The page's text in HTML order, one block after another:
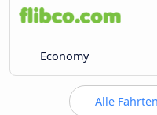
Economy
Alle